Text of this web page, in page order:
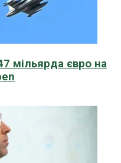
мільярда євро на